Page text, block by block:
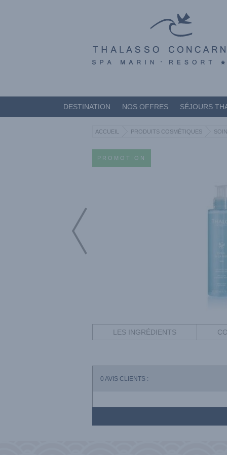
DESTINATION NOS OFFRES SÉJOURS
ACCUEIL PRODUITS COSMÉTIQUES
PROMOTION
LES INGRÉDIENTS
0 AVIS CLIENTS :